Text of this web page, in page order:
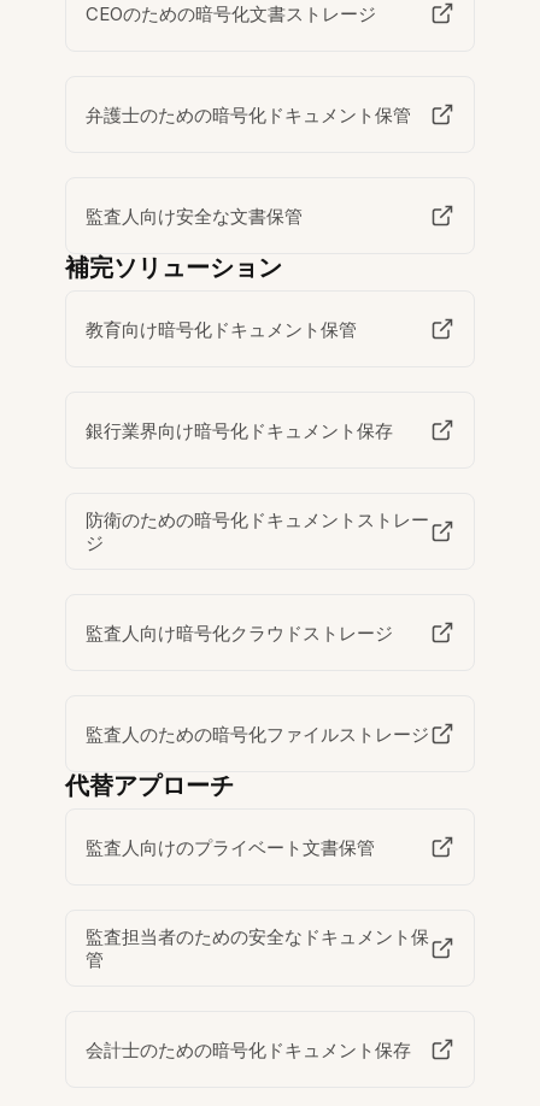
CEOのための暗号化文書ストレージ
弁護士のための暗号化ドキュメント保管
監査人向け安全な文書保管
補完ソリューション
教育向け暗号化ドキュメント保管
銀行業界向け暗号化ドキュメント保存
防衛のための暗号化ドキュメントストレー
ジ
監査人向け暗号化クラウドストレージ
監査人のための暗号化ファイルストレージ
代替アプローチ
監査人向けのプライベート文書保管
監査担当者のための安全なドキュメント保
管
会計士のための暗号化ドキュメント保存